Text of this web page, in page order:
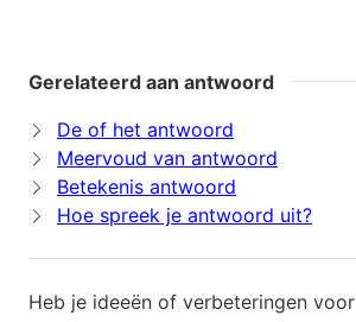
Gerelateerd aan antwoord
De of het antwoord
Meervoud van antwoord
Betekenis antwoord
Hoe spreek je antwoord uit?
Heb je ideeën of verbeteringen voor